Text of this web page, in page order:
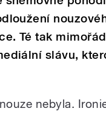
Té tak
slávu,
nebyla.